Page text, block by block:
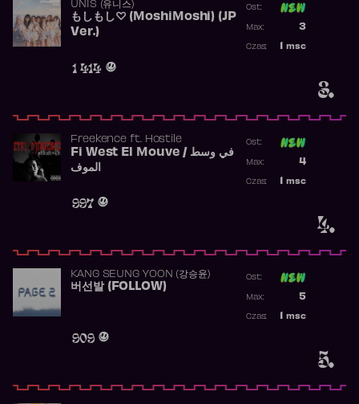
3.
UNIS (유니스)
もしもし♡ (MoshiMoshi) (JP
Ver.)
1 414
Ost:
3
Max:
msc
Czas:
4.
Freekence ft. Hostile
Fi West El Mouve / في وسط
الموف
997
Ost:
4
Max:
msc
Czas:
5.
KANG SEUNG YOON (강승윤)
버선발 (FOLLOW)
909
Ost:
5
Max:
msc
Czas: